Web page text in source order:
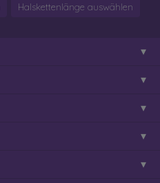
Halskettenlänge auswählen